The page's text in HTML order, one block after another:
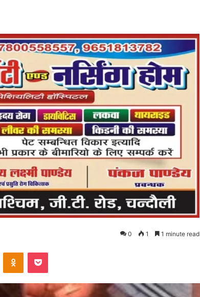
0 1 1 minute read
Odnoklassniki
Pocket